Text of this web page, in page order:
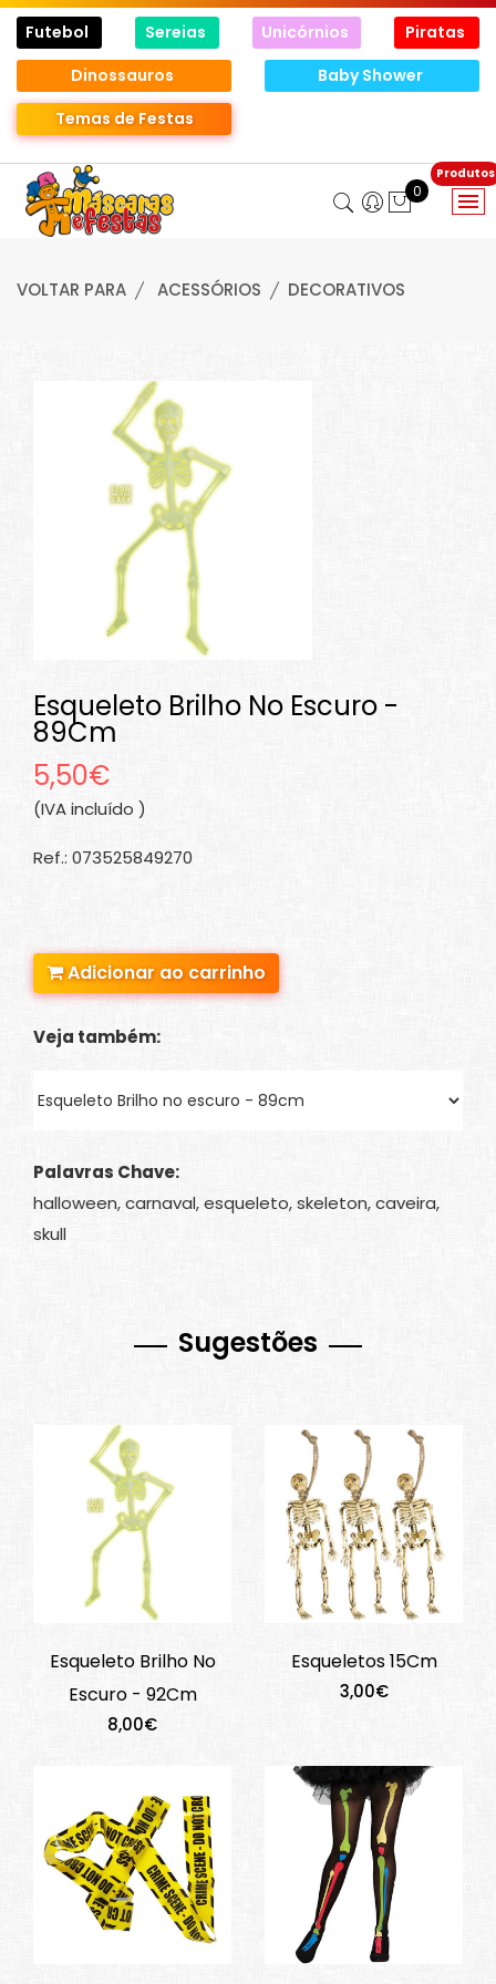
Futebol Sereias Unicórnios
Piratas
Dinossauros
Baby Shower
Temas de Festas
0
VOLTAR PARA ACESSÓRIOS DECORATIVOS
Esqueleto Brilho No Escuro -
89Cm
5,50€
(IVA incluído )
Ref.: 073525849270
Adicionar ao carrinho
Veja também:
Palavras Chave:
halloween, carnaval, esqueleto, skeleton, caveira,
skull
Sugestões
Esqueleto Brilho No
Escuro - 92Cm
8,00€
Esqueletos 15Cm
3,00€